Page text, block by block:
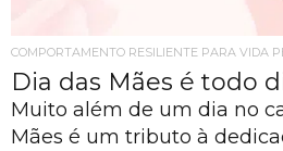
COMPORTAMENTO RESILIENTE PARA VIDA
Dia das Mães é todo
Muito além de um dia no
Mães é um tributo à